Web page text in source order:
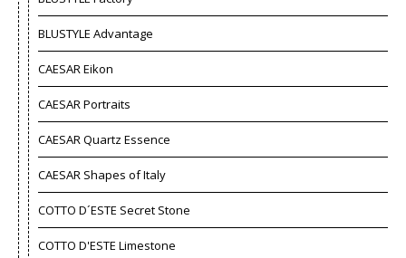
BLUSTYLE Advantage
CAESAR Eikon
CAESAR Portraits
CAESAR Quartz Essence
CAESAR Shapes of Italy
COTTO D´ESTE Secret Stone
COTTO D'ESTE Limestone